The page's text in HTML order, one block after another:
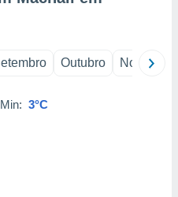
Outubro Novembro
Min: 3°C